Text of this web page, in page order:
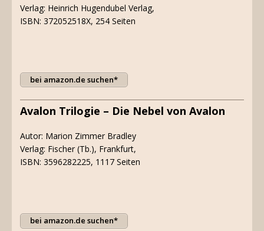
Verlag: Heinrich Hugendubel Verlag,
ISBN: 372052518X, 254 Seiten
bei amazon.de suchen*
Avalon Trilogie – Die Nebel von Avalon
Autor: Marion Zimmer Bradley
Verlag: Fischer (Tb.), Frankfurt,
ISBN: 3596282225, 1117 Seiten
bei amazon.de suchen*